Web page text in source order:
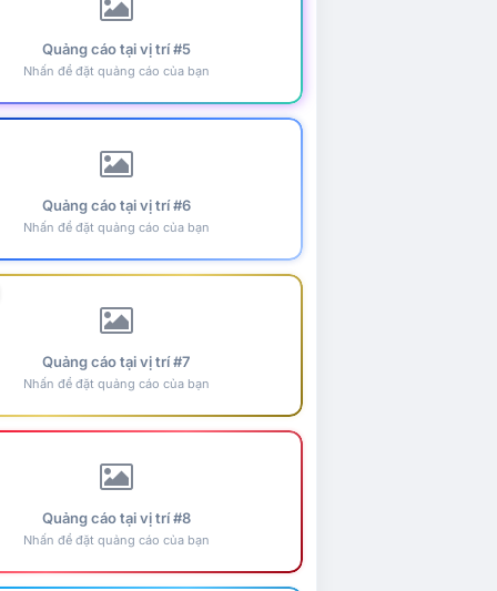
Quảng cáo tại vị trí #5
Nhấn để đặt quảng cáo của bạn
Quảng cáo tại vị trí #6
Nhấn để đặt quảng cáo của bạn
Quảng cáo tại vị trí #7
Nhấn để đặt quảng cáo của bạn
Quảng cáo tại vị trí #8
Nhấn để đặt quảng cáo của bạn